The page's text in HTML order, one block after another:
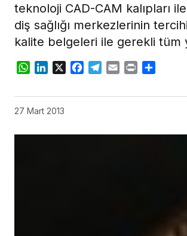
teknoloji CAD-CAM kalıpları
diş sağlığı merkezlerinin
kalite belgeleri ile gerekli tüm
WhatsApp
LinkedIn
X Facebook
Telegram
Email Print
27 Mart 2013